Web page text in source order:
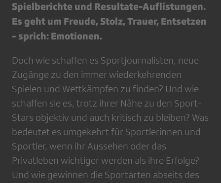
Spielberichte und Resultate-Auflistungen.
Es geht um Freude, Stolz, Trauer, Entsetzen
- sprich: Emotionen.
Doch wie schaffen es Sportjournalisten, neue
Zugänge zu den immer wiederkehrenden
Spielen und Wettkämpfen zu finden? Und wie
schaffen sie es, trotz ihrer Nàhe zu den Sport-
Stars objektiv und auch kritisch zu bleiben? Was
bedeutet es umgekehrt für Sportlerinnen und
Sportler, wenn ihr Aussehen oder das
Privatleben wichtiger werden als ihre Erfolge?
Und wie gewinnen die Sportarten abseits des